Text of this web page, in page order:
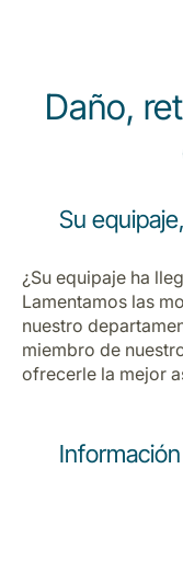
Daño,
Su
¿Su equipaje ha
Lamentamos las
nuestro
miembro de
ofrecerle la mejor